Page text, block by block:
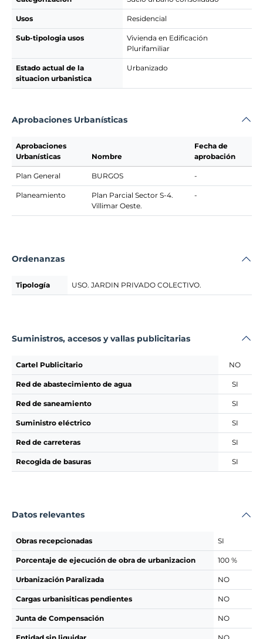
Usos Residencial
Sub-tipologia usos
Vivienda en Edificación
Plurifamiliar
Estado actual de la
situacion urbanistica
Urbanizado
Aprobaciones Urbanísticas
Aprobaciones
Urbanísticas
Nombre
Fecha de
aprobación
Plan General BURGOS -
Planeamiento
Plan Parcial Sector S-4.
Villimar Oeste.
-
Ordenanzas
Tipología USO. JARDIN PRIVADO COLECTIVO.
Suministros, accesos y vallas publicitarias
Cartel Publicitario NO
Red de abastecimiento de agua SI
Red de saneamiento SI
Suministro eléctrico SI
Red de carreteras SI
Recogida de basuras SI
Datos relevantes
Obras recepcionadas SI
Porcentaje de ejecución de obra de urbanizacion 100 %
Urbanización Paralizada NO
Cargas urbanisiticas pendientes NO
Junta de Compensación NO